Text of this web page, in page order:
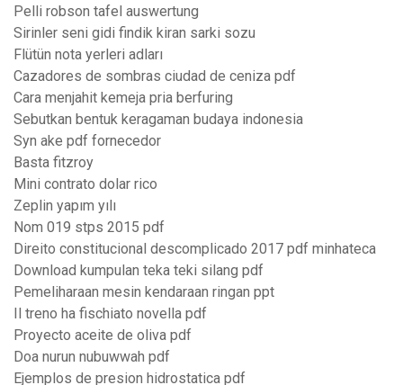
Pelli robson tafel auswertung
Sirinler seni gidi findik kiran sarki sozu
Flütün nota yerleri adları
Cazadores de sombras ciudad de ceniza pdf
Cara menjahit kemeja pria berfuring
Sebutkan bentuk keragaman budaya indonesia
Syn ake pdf fornecedor
Basta fitzroy
Mini contrato dolar rico
Zeplin yapım yılı
Nom 019 stps 2015 pdf
Direito constitucional descomplicado 2017 pdf minhateca
Download kumpulan teka teki silang pdf
Pemeliharaan mesin kendaraan ringan ppt
Il treno ha fischiato novella pdf
Proyecto aceite de oliva pdf
Doa nurun nubuwwah pdf
Ejemplos de presion hidrostatica pdf